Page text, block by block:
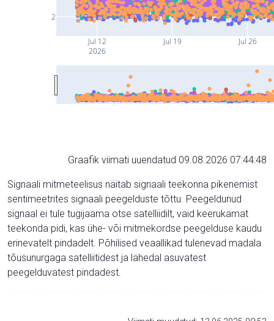
Jul 12
2026
Jul 19 Jul 26
2
Graafik viimati uuendatud 09.08.2026 07:44:48
Signaali mitmeteelisus näitab signaali teekonna pikenemist
sentimeetrites signaali peegelduste tõttu. Peegeldunud
signaal ei tule tugijaama otse satelliidilt, vaid keerukamat
teekonda pidi, kas ühe- või mitmekordse peegelduse kaudu
erinevatelt pindadelt. Põhilised veaallikad tulenevad madala
tõusunurgaga satelliitidest ja lähedal asuvatest
peegelduvatest pindadest.